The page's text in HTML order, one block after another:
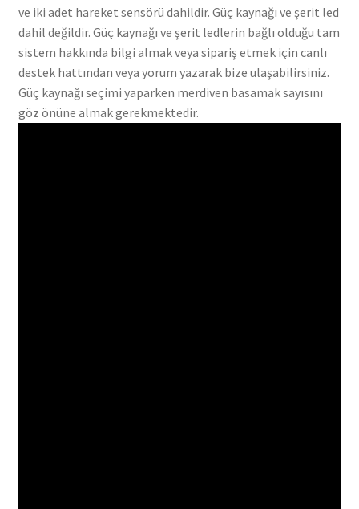
ve iki adet hareket sensörü dahildir. Güç kaynağı ve şerit led
dahil değildir. Güç kaynağı ve şerit ledlerin bağlı olduğu tam
sistem hakkında bilgi almak veya sipariş etmek için canlı
destek hattından veya yorum yazarak bize ulaşabilirsiniz.
Güç kaynağı seçimi yaparken merdiven basamak sayısını
göz önüne almak gerekmektedir.